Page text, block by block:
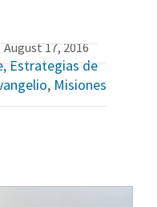
August 17, 2016
,Estrategias de
,Misiones